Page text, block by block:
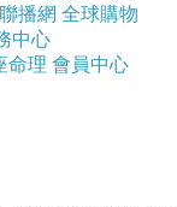
播網 全球購物
中心
命理 會員中心